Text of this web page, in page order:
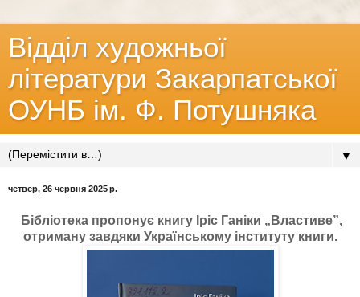
Відділ художньої
літератури Закарпатської
ОУНБ ім. Ф. Потушняка
▼
четвер, 26 червня 2025 р.
Бібліотека пропонує книгу Іріс Ганіки „Властиве”,
отриману завдяки Українському інституту книги.